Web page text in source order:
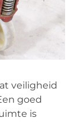
veiligheid
goed
is